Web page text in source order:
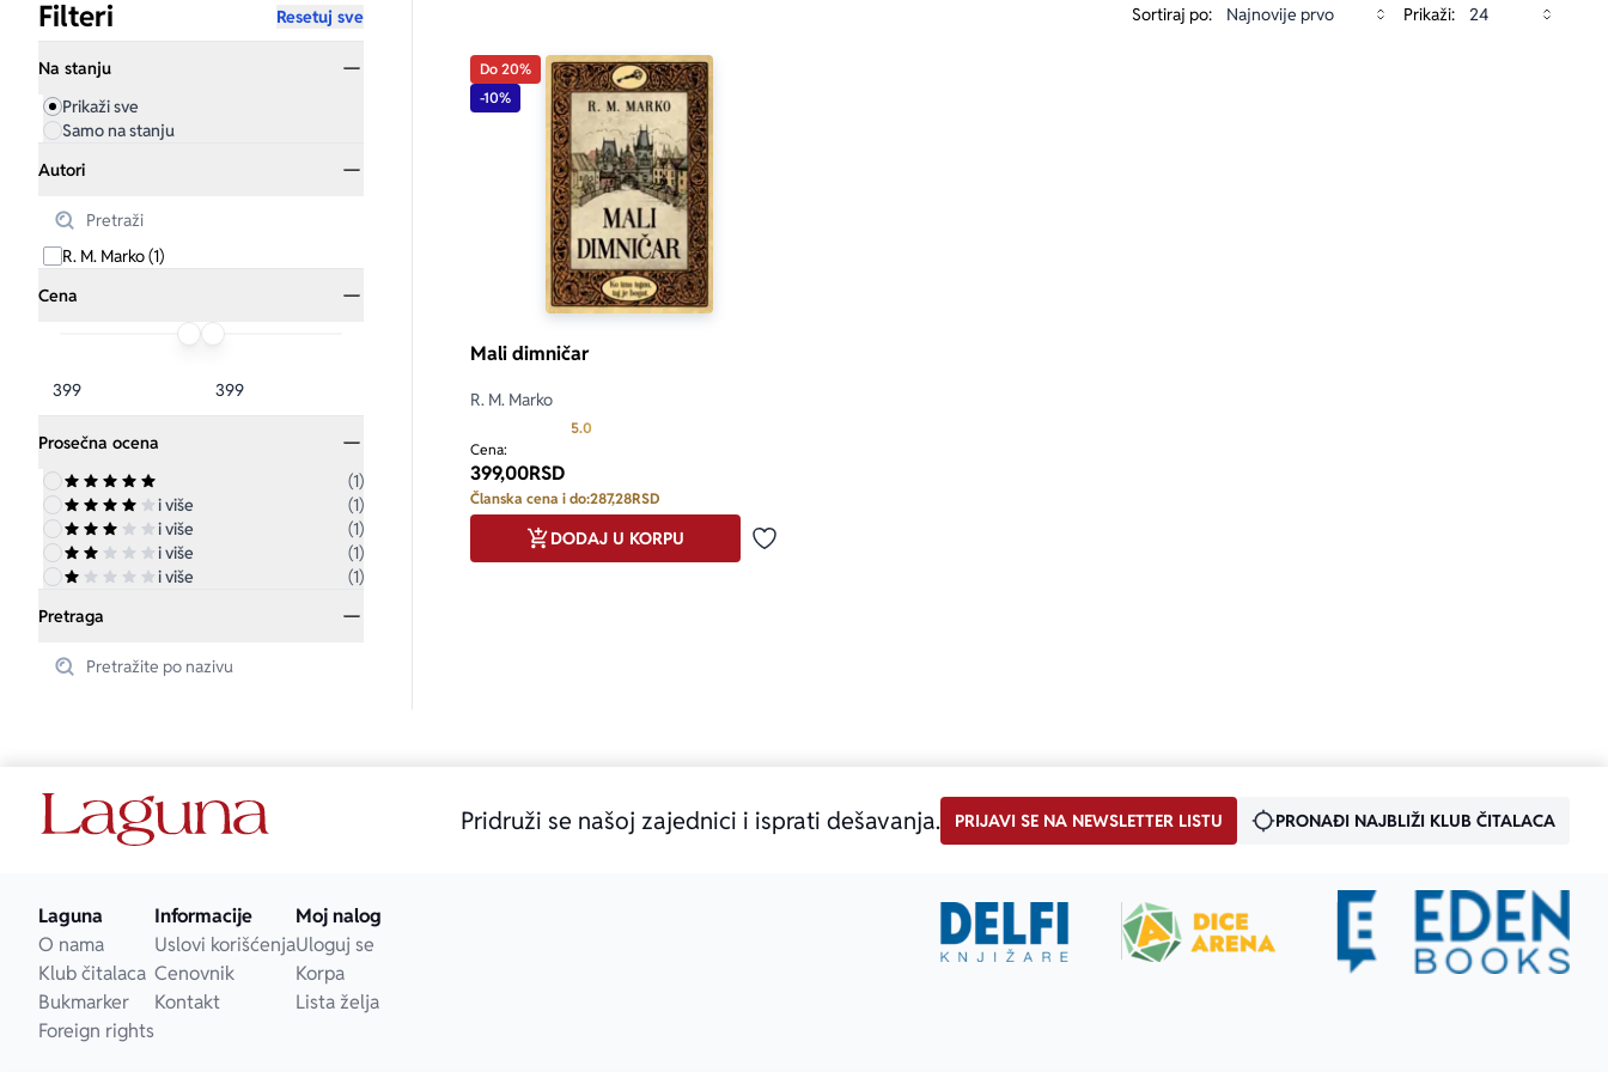
Filteri Resetuj sve
Na stanju
Prikaži sve
Samo na stanju
Autori
R. M. Marko (1)
Cena
Prosečna ocena
(1)
i više
(1)
i više
(1)
i više
(1)
i više
(1)
Pretraga
Sortiraj po: Prikaži:
Do 20%
-10%
Mali dimničar
R. M. Marko
5.0
Cena:
399,00RSD
Članska cena i do:287,28RSD
Dodaj u omiljene
DODAJ U KORPU
Pridruži se našoj zajednici i isprati dešavanja. PRIJAVI SE NA NEWSLETTER LISTU PRONAĐI NAJBLIŽI KLUB ČITALACA
Laguna
O nama
Klub čitalaca
Bukmarker
Foreign rights
Informacije
Uslovi korišćenja
Cenovnik
Kontakt
Moj nalog
Uloguj se
Korpa
Lista želja